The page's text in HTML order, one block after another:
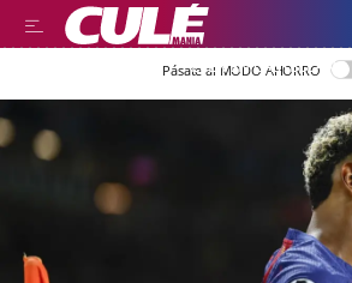
LEER EN CASTELLANO
Pásate al MODO AHORRO